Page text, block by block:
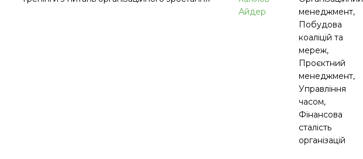
Айдер
менеджмент,
Побудова
коаліцій та
мереж,
Проєктний
менеджмент,
Управління
часом,
Фінансова
сталість
організацій